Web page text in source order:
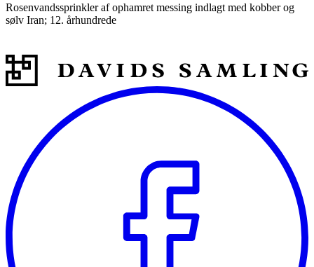
Rosenvandssprinkler af ophamret messing indlagt med kobber og
sølv Iran; 12. århundrede